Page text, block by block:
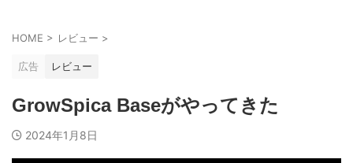
HOME > レビュー >
広告 レビュー
GrowSpica Baseがやってきた
2024年1月8日